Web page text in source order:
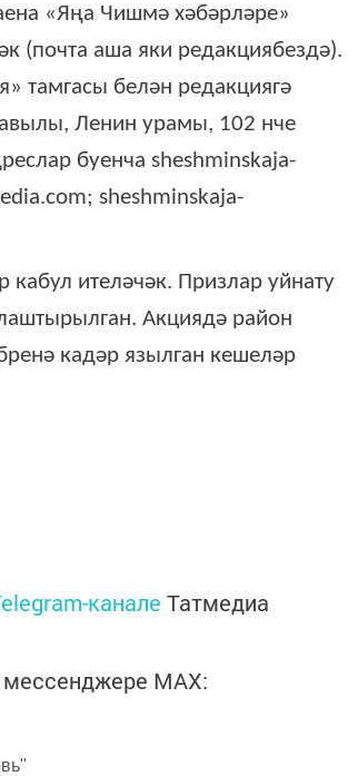
«Яңа Чишмә хәбәрләре»
(почта аша яки редакциябездә).
тамгасы белән редакциягә
Ленин урамы, 102 нче
буенча sheshminskaja-
sheshminskaja-
ителәчәк. Призлар уйнату
Акциядә район
кадәр язылган кешеләр
канале Татмедиа
мессенджере MАХ: